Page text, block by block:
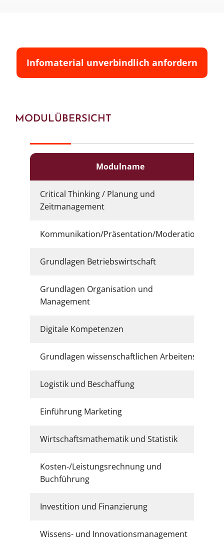
Im Rahmen Ihres Studiums an der Deutschen
Hochschule sind Sie an keinen festgelegten
Infomaterial unverbindlich anfordern
MODULÜBERSICHT
Modulname
Critical Thinking / Planung und
Zeitmanagement
Kommunikation/Präsentation/Moderation
Grundlagen Betriebswirtschaft
Grundlagen Organisation und
Management
Digitale Kompetenzen
Grundlagen wissenschaftlichen Arbeitens
Logistik und Beschaffung
Einführung Marketing
Wirtschaftsmathematik und Statistik
Kosten-/Leistungsrechnung und
Buchführung
Investition und Finanzierung
Wissens- und Innovationsmanagement